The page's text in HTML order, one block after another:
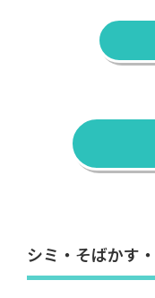
シミ・そばかす